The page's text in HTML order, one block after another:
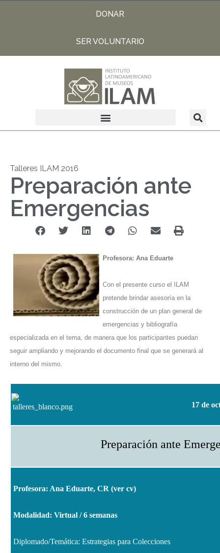
DONAR
SER VOLUNTARIO
Talleres ILAM 2016
Preparación ante
Emergencias
Profesora: Ana Eduarte
Con el presente curso el ILAM
pretende brindar asesoría en la
construcción de un plan general de
emergencias y bibliografía
especializada en el tema, de manera que los participantes puedan
seguir ampliando y mejorando el documento final que se generará al
interno del mismo.
17 de
Preparación ante
Profesora: Ana Eduarte, CR (ver cv)
Modalidad: Virtual / 6 semanas
Diplomado/Temática: Estrategias para Colecciones